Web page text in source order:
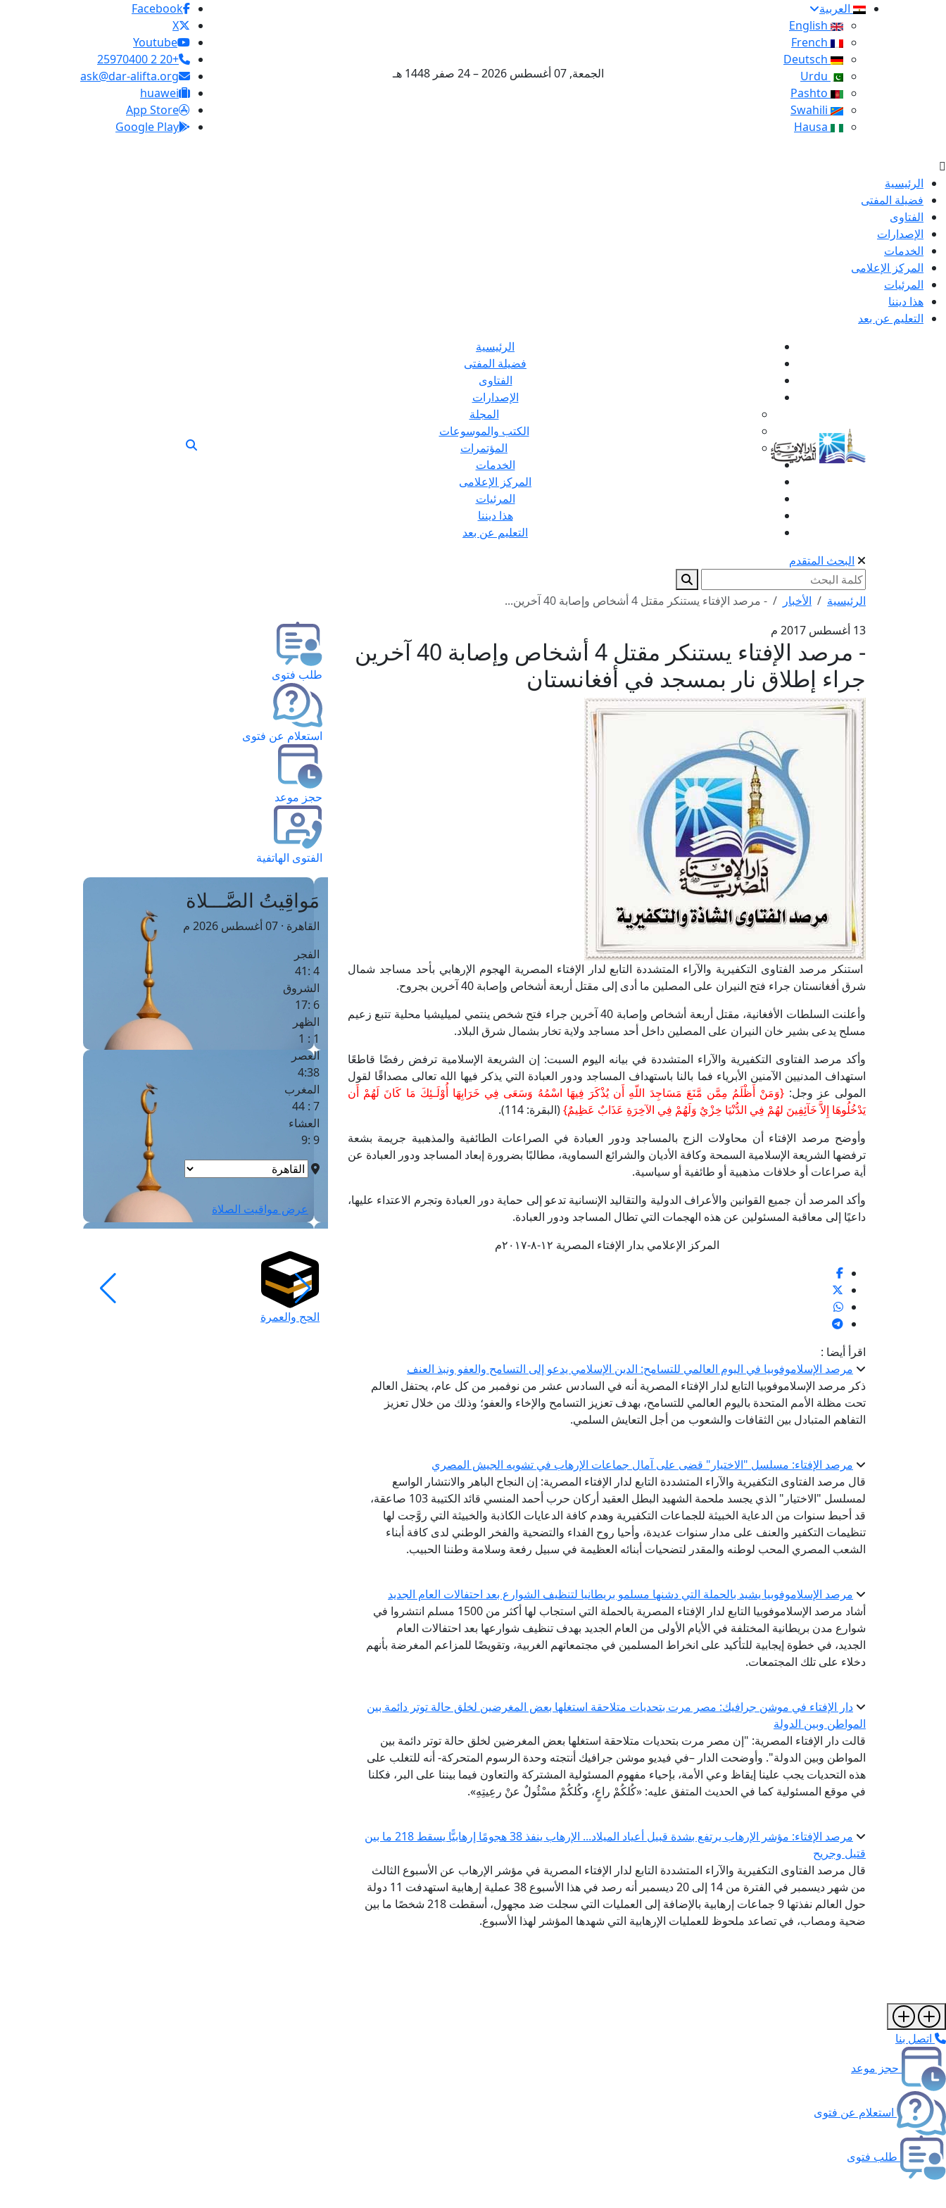
العربية
الجمعة, 07 أغسطس 2026 – 24 صفر 1448 هـ
Facebook
X
Youtube
+20 2 25970400
ask@dar-alifta.org
huawei
App Store
Google Play
الرئيسية
فضيلة المفتى
الفتاوى
الإصدارات
الخدمات
المركز الإعلامى
المرئيات
هذا ديننا
التعليم عن بعد
الرئيسية
فضيلة المفتى
الفتاوى
الإصدارات
المجلة
الكتب والموسوعات
المؤتمرات
الخدمات
المركز الإعلامى
المرئيات
هذا ديننا
التعليم عن بعد
البحث المتقدم
الرئيسية الأخبار
- مرصد الإفتاء يستنكر مقتل 4 أشخاص وإصابة 40 آخرين...
13 أغسطس 2017 م
- مرصد الإفتاء يستنكر مقتل 4 أشخاص وإصابة 40 آخرين
جراء إطلاق نار بمسجد في أفغانستان
استنكر مرصد الفتاوى التكفيرية والآراء المتشددة التابع لدار الإفتاء المصرية الهجوم الإرهابي بأحد مساجد شمال
شرق أفغانستان جراء فتح النيران على المصلين ما أدى إلى مقتل أربعة أشخاص وإصابة 40 آخرين بجروح.
وأعلنت السلطات الأفغانية، مقتل أربعة أشخاص وإصابة 40 آخرين جراء فتح شخص ينتمي لميليشيا محلية تتبع زعيم
مسلح يدعى بشير خان النيران على المصلين داخل أحد مساجد ولاية تخار بشمال شرق البلاد.
وأكد مرصد الفتاوى التكفيرية والآراء المتشددة في بيانه اليوم السبت: إن الشريعة الإسلامية ترفض رفضًا قاطعًا
استهداف المدنيين الآمنين الأبرياء فما بالنا باستهداف المساجد ودور العبادة التي يذكر فيها الله تعالى مصداقًا لقول
المولى عز وجل: {وَمَنْ أَظْلَمُ مِمَّن مَّنَعَ مَسَاجِدَ اللّهِ أَن يُذْكَرَ فِيهَا اسْمُهُ وَسَعَى فِي خَرَابِهَا أُوْلَـئِكَ مَا كَانَ لَهُمْ أَن
يَدْخُلُوهَا إِلاَّ خَآئِفِينَ لهُمْ فِي الدُّنْيَا خِزْيٌ وَلَهُمْ فِي الآخِرَةِ عَذَابٌ عَظِيمٌ}(البقرة: 114).
وأوضح مرصد الإفتاء أن محاولات الزج بالمساجد ودور العبادة في الصراعات الطائفية والمذهبية جريمة بشعة
ترفضها الشريعة الإسلامية السمحة وكافة الأديان والشرائع السماوية، مطالبًا بضرورة إبعاد المساجد ودور العبادة عن
أية صراعات أو خلافات مذهبية أو طائفية أو سياسية.
وأكد المرصد أن جميع القوانين والأعراف الدولية والتقاليد الإنسانية تدعو إلى حماية دور العبادة وتجرم الاعتداء عليها،
داعيًا إلى معاقبة المسئولين عن هذه الهجمات التي تطال المساجد ودور العبادة.
المركز الإعلامي بدار الإفتاء المصرية ١٢-٨-٢٠١٧م
اقرأ أيضا :
مرصد الإسلاموفوبيا في اليوم العالمي للتسامح: الدين الإسلامي يدعو إلى التسامح والعفو ونبذ العنف
ذكر مرصد الإسلاموفوبيا التابع لدار الإفتاء المصرية أنه في السادس عشر من نوفمبر من كل عام، يحتفل العالم
تحت مظلة الأمم المتحدة باليوم العالمي للتسامح، بهدف تعزيز التسامح والإخاء والعفو؛ وذلك من خلال تعزيز
التفاهم المتبادل بين الثقافات والشعوب من أجل التعايش السلمي.
مرصد الإفتاء: مسلسل "الاختيار" قضى على آمال جماعات الإرهاب في تشويه الجيش المصري
قال مرصد الفتاوى التكفيرية والآراء المتشددة التابع لدار الإفتاء المصرية: إن النجاح الباهر والانتشار الواسع
لمسلسل "الاختيار" الذي يجسد ملحمة الشهيد البطل العقيد أركان حرب أحمد المنسي قائد الكتيبة 103 صاعقة،
قد أحبط سنوات من الدعاية الخبيثة للجماعات التكفيرية وهدم كافة الدعايات الكاذبة والخبيثة التي روَّجت لها
تنظيمات التكفير والعنف على مدار سنوات عديدة، وأحيا روح الفداء والتضحية والفخر الوطني لدى كافة أبناء
الشعب المصري المحب لوطنه والمقدر لتضحيات أبنائه العظيمة في سبيل رفعة وسلامة وطننا الحبيب.
مرصد الإسلاموفوبيا يشيد بالحملة التي دشنها مسلمو بريطانيا لتنظيف الشوارع بعد احتفالات العام الجديد
أشاد مرصد الإسلاموفوبيا التابع لدار الإفتاء المصرية بالحملة التي استجاب لها أكثر من 1500 مسلم انتشروا في
شوارع مدن بريطانية المختلفة في الأيام الأولى من العام الجديد بهدف تنظيف شوارعها بعد احتفالات العام
الجديد، في خطوة إيجابية للتأكيد على انخراط المسلمين في مجتمعاتهم الغربية، وتقويضًا للمزاعم المغرضة بأنهم
دخلاء على تلك المجتمعات.
دار الإفتاء في موشن جرافيك: مصر مرت بتحديات متلاحقة استغلها بعض المغرضين لخلق حالة توتر دائمة بين
المواطن وبين الدولة
قالت دار الإفتاء المصرية: "إن مصر مرت بتحديات متلاحقة استغلها بعض المغرضين لخلق حالة توتر دائمة بين
المواطن وبين الدولة". وأوضحت الدار –في فيديو موشن جرافيك أنتجته وحدة الرسوم المتحركة- أنه للتغلب على
هذه التحديات يجب علينا إيقاظ وعي الأمة، بإحياء مفهوم المسئولية المشتركة والتعاون فيما بيننا على البر، فكلنا
في موقع المسئولية كما في الحديث المتفق عليه: «كُلكُمْ راعٍ، وكُلكُمْ مسْئُولٌ عنْ رعِيتِهِ».
مرصد الإفتاء: مؤشر الإرهاب يرتفع بشدة قبيل أعياد الميلاد... الإرهاب ينفذ 38 هجومًا إرهابيًّا يسقط 218 ما بين
قتيل وجريح
قال مرصد الفتاوى التكفيرية والآراء المتشددة التابع لدار الإفتاء المصرية في مؤشر الإرهاب عن الأسبوع الثالث
من شهر ديسمبر في الفترة من 14 إلى 20 ديسمبر أنه رصد في هذا الأسبوع 38 عملية إرهابية استهدفت 11 دولة
حول العالم نفذتها 9 جماعات إرهابية بالإضافة إلى العمليات التي سجلت ضد مجهول، أسقطت 218 شخصًا ما بين
ضحية ومصاب، في تصاعد ملحوظ للعمليات الإرهابية التي شهدها المؤشر لهذا الأسبوع.
طلب فتوى
استعلام عن فتوى
حجز موعد
الفتوى الهاتفية
مَواقِيتُ الصَّـــلاة
القاهرة · 07 أغسطس 2026 م
الفجر
4 :41
الشروق
6 :17
الظهر
1 : 1
العصر
4:38
المغرب
7 : 44
العشاء
9 :9
عرض مواقيت الصلاة
الحج والعمرة
اتصل بنا
حجز موعد
استعلام عن فتوى
طلب فتوى